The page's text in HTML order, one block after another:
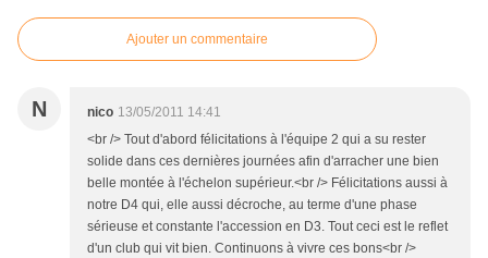
Ajouter un commentaire
N nico 13/05/2011 14:41
<br /> Tout d'abord félicitations à l'équipe 2 qui a su rester
solide dans ces dernières journées afin d'arracher une bien
belle montée à l'échelon supérieur.<br /> Félicitations aussi à
notre D4 qui, elle aussi décroche, au terme d'une phase
sérieuse et constante l'accession en D3. Tout ceci est le reflet
d'un club qui vit bien. Continuons à vivre ces bons<br />